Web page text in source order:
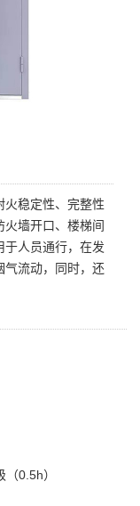
火稳定性、完整性
墙开口、楼梯间
于人员通行，在发
气流动，同时，还
0.5h）